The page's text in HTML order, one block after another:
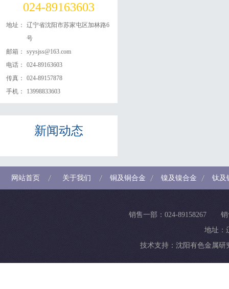
024-89163603
地址：
辽宁省沈阳市苏家屯区加林路6
号
邮箱：
syysjss@163.com
电话：
024-89163603
传真：
024-89157878
手机：
13998833603
新闻动态
网站首页 关于我们 铜及铜合金 镍及镍合金 钛及
销售一部：024-89158267
地址：
技术支持： 沈阳有色金属研